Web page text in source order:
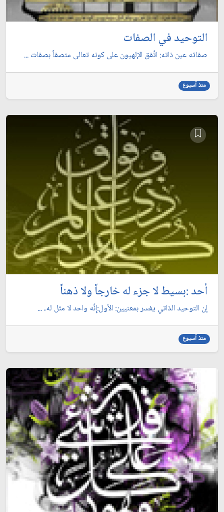
التوحيد في الصفات
صفاته عين ذاته: اتَّفق الإلهيون على كونه تعالى متصفاً بصفات ...
منذ أسبوع
أحد :بسيط لا جزء له خارجاً ولا ذهناً
إن التوحيد الذاتي يفسر بمعنيين: الأول:إِنَّه واحد لا مثل له، ...
منذ أسبوع